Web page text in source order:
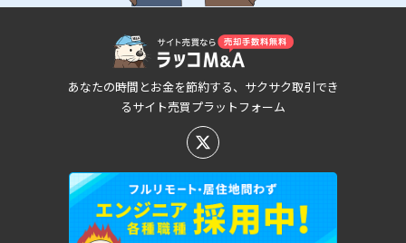
あなたの時間とお金を節約する、サクサク取引でき
るサイト売買プラットフォーム